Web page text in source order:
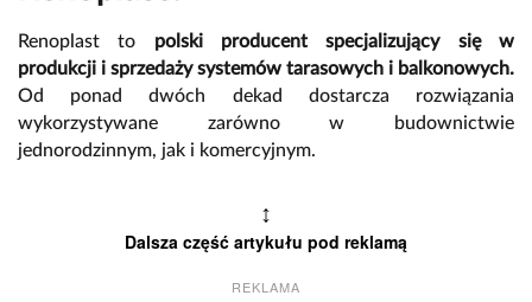
Renoplast to polski producent specjalizujący się w
produkcji i sprzedaży systemów tarasowych i balkonowych.
Od ponad dwóch dekad dostarcza rozwiązania
wykorzystywane zarówno w budownictwie
jednorodzinnym, jak i komercyjnym.
↕
Dalsza część artykułu pod reklamą
REKLAMA